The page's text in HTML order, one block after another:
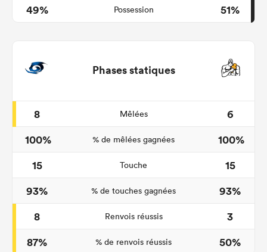
49%
Possession 51%
Phases statiques
8 Mêlées
6
100%
% de mêlées gagnées
100%
15
Touche
15
93%
% de touches gagnées
93%
8
Renvois réussis
3
87%
% de renvois réussis 50%